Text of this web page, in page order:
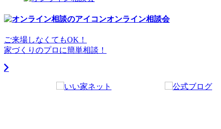
オンライン相談会
ご来場しなくてもOK！
家づくりのプロに簡単相談！